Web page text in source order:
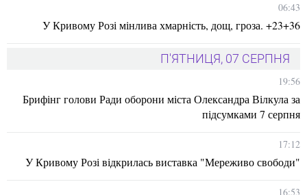
06:43
У Кривому Розі мінлива хмарність, дощ, гроза. +23+36
П'ЯТНИЦЯ, 07 СЕРПНЯ
19:56
Брифінг голови Ради оборони міста Олександра Вілкула за
підсумками 7 серпня
17:12
У Кривому Розі відкрилась виставка "Мереживо свободи"
16:53